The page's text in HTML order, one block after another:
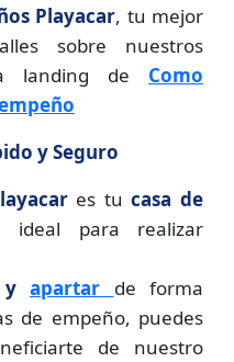
Playacar, tu mejor
sobre nuestros
landing de Como
y Seguro
es tucasa de
ideal para realizar
y apartar
de forma
de empeño, puedes
de nuestro